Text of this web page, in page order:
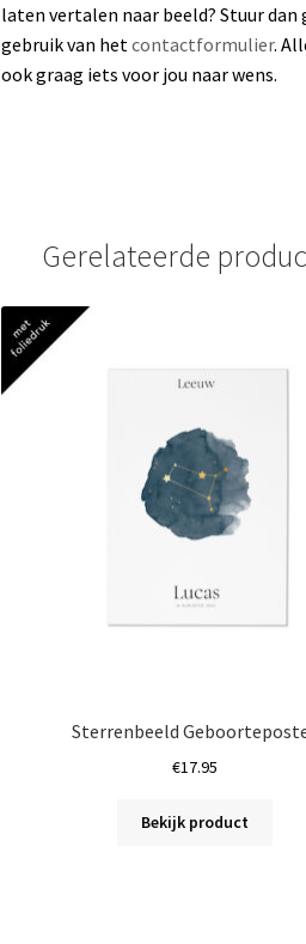
laten vertalen naar beeld? Stuur
gebruik van hetcontactformulier.
ook graag iets voor jou naar wens.
Gerelateerde
Sterrenbeeld
€17.95
Bekijk product